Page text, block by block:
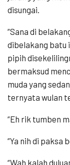
disungai.
“Sana di
dibelakang batu
pipih
bermaksud
muda yang
ternyata wulan
“Eh rik tumben
“Ya nih di paksa
“Wah kalah